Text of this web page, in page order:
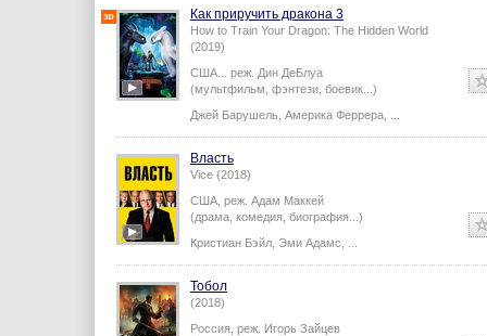
Как приручить дракона 3
How to Train Your Dragon: The Hidden World
(2019)
США... реж. Дин ДеБлуа
(мультфильм, фэнтези, боевик...)
Джей Барушель Америка Феррера
Власть
Vice (2018)
США, реж. Адам Маккей
(драма, комедия, биография...)
Кристиан Бэйл Эми Адамс
Тобол
(2018)
Россия, реж. Игорь Зайцев